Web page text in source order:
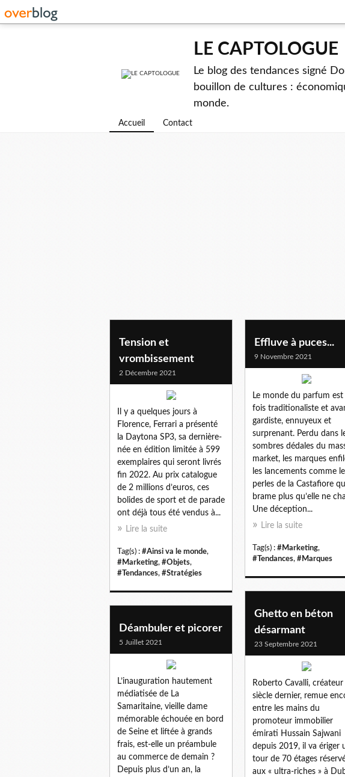
LE CAPTOLOGUE
Le blog des tendances signé
bouillon de cultures :
monde.
Accueil Contact
Tension et
vrombissement
2 Décembre 2021
Il y a quelques jours à
Florence, Ferrari a présenté
la Daytona SP3, sa dernière-
née en édition limitée à 599
exemplaires qui seront livrés
fin 2022. Au prix catalogue
de 2 millions d’euros, ces
bolides de sport et de parade
ont déjà tous été vendus à...
Lire la suite
Tag(s) : #Ainsi va le monde,
#Marketing, #Objets,
#Tendances, #Stratégies
Effluve à puces...
9 Novembre 2021
Le monde du parfum est
fois traditionaliste et
gardiste, ennuyeux et
surprenant. Perdu dans
sombres dédales du
market, les marques
les lancements comme
perles de la Castafiore
brame plus qu’elle ne
Une déception...
Lire la suite
Tag(s) : #Marketing,
#Tendances, #Marques
Ghetto en béton
désarmant
23 Septembre 2021
Roberto Cavalli, créateur
siècle dernier, remue
entre les mains du
promoteur immobilier
émirati Hussain Sajwani
depuis 2019, il va ériger
tour de 70 étages
aux « ultra-riches » à
Déambuler et picorer
5 Juillet 2021
L’inauguration hautement
médiatisée de La
Samaritaine, vieille dame
mémorable échouée en bord
de Seine et liftée à grands
frais, est-elle un préambule
au commerce de demain ?
Depuis plus d’un an, la